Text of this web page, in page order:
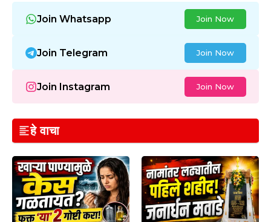
Join Whatsapp Join Now
Join Telegram Join Now
Join Instagram Join Now
हे वाचा